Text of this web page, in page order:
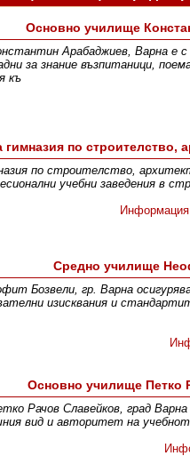
Основно училище
Арабаджиев, Варна е
за знание възпитаници,
къ
по строителство,
по строителство,
учебни заведения в
Информация
Средно училище
Бозвели, гр. Варна
изисквания и
Основно училище Петко
Рачов Славейков, град
вид и авторитет на